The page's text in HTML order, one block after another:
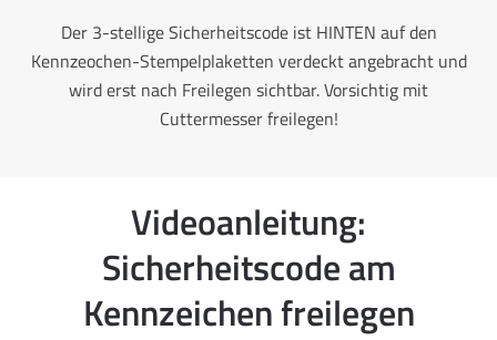
Der 3-stellige Sicherheitscode ist HINTEN auf den
Kennzeochen-Stempelplaketten verdeckt angebracht und
wird erst nach Freilegen sichtbar. Vorsichtig mit
Cuttermesser freilegen!
Videoanleitung:
Sicherheitscode am
Kennzeichen freilegen